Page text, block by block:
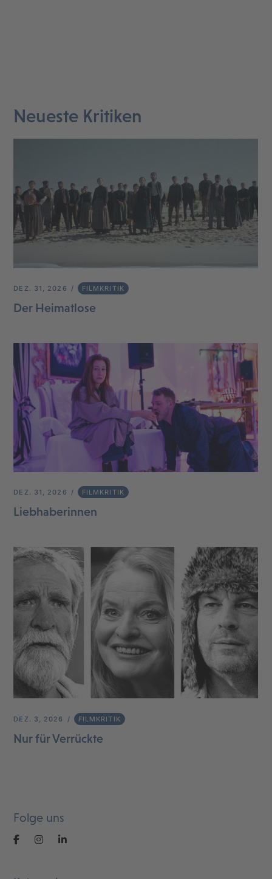
Neueste Kritiken
DEZ. 31, 2026 FILMKRITIK
Der Heimatlose
DEZ. 31, 2026 FILMKRITIK
Liebhaberinnen
DEZ. 3, 2026 FILMKRITIK
Nur für Verrückte
Folge uns